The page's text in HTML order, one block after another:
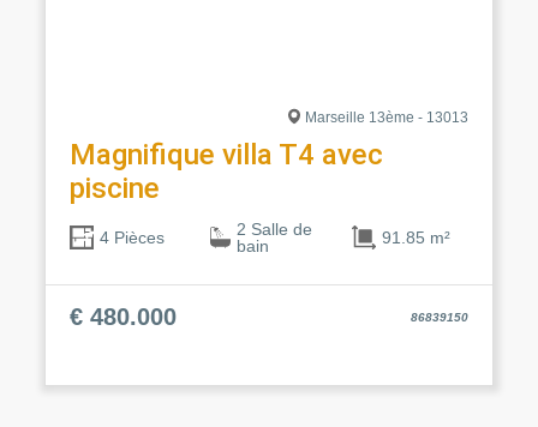
Marseille 13ème - 13013
Magnifique villa T4 avec
piscine
4 Pièces
2 Salle de
bain
91.85 m²
€ 480.000 86839150